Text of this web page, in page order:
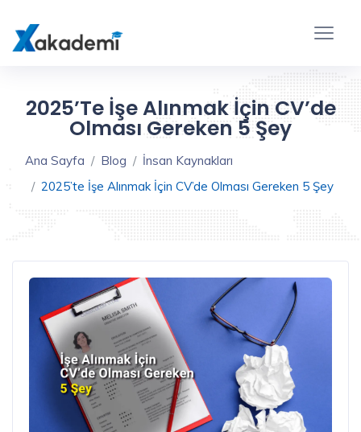
2025’te İşe Alınmak İçin CV’de
Olması Gereken 5 Şey
Ana Sayfa Blog
İnsan Kaynakları
2025’te İşe Alınmak İçin CV’de Olması Gereken 5 Şey